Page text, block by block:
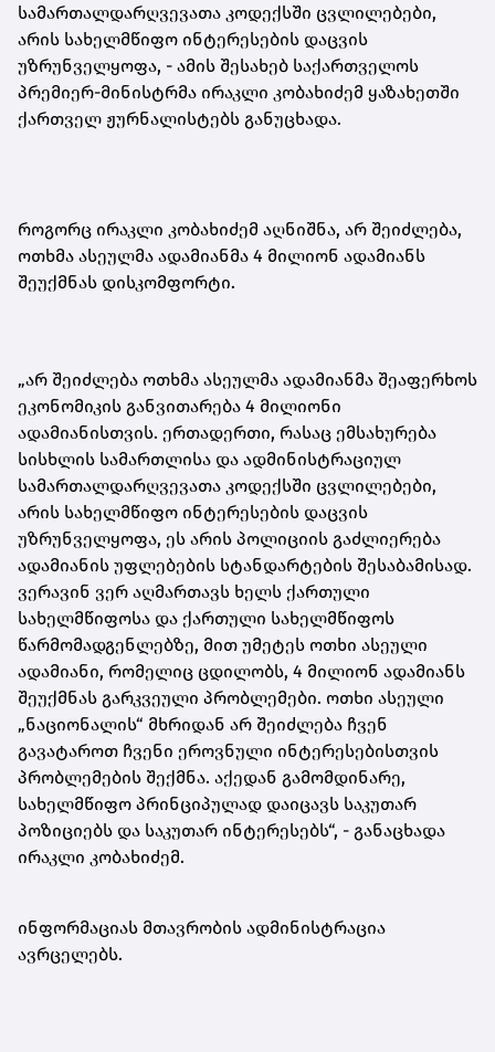
სამართალდარღვევათა კოდექსში ცვლილებები,
არის სახელმწიფო ინტერესების დაცვის
უზრუნველყოფა, - ამის შესახებ საქართველოს
პრემიერ-მინისტრმა ირაკლი კობახიძემ ყაზახეთში
ქართველ ჟურნალისტებს განუცხადა.
როგორც ირაკლი კობახიძემ აღნიშნა, არ შეიძლება,
ოთხმა ასეულმა ადამიანმა 4 მილიონ ადამიანს
შეუქმნას დისკომფორტი.
„არ შეიძლება ოთხმა ასეულმა ადამიანმა შეაფერხოს
ეკონომიკის განვითარება 4 მილიონი
ადამიანისთვის. ერთადერთი, რასაც ემსახურება
სისხლის სამართლისა და ადმინისტრაციულ
სამართალდარღვევათა კოდექსში ცვლილებები,
არის სახელმწიფო ინტერესების დაცვის
უზრუნველყოფა, ეს არის პოლიციის გაძლიერება
ადამიანის უფლებების სტანდარტების შესაბამისად.
ვერავინ ვერ აღმართავს ხელს ქართული
სახელმწიფოსა და ქართული სახელმწიფოს
წარმომადგენლებზე, მით უმეტეს ოთხი ასეული
ადამიანი, რომელიც ცდილობს, 4 მილიონ ადამიანს
შეუქმნას გარკვეული პრობლემები. ოთხი ასეული
„ნაციონალის“ მხრიდან არ შეიძლება ჩვენ
გავატაროთ ჩვენი ეროვნული ინტერესებისთვის
პრობლემების შექმნა. აქედან გამომდინარე,
სახელმწიფო პრინციპულად დაიცავს საკუთარ
პოზიციებს და საკუთარ ინტერესებს“, - განაცხადა
ირაკლი კობახიძემ.
ინფორმაციას მთავრობის ადმინისტრაცია
ავრცელებს.